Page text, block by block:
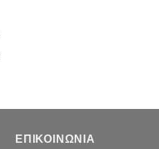
ΕΠΙΚΟΙΝΩΝΙΑ